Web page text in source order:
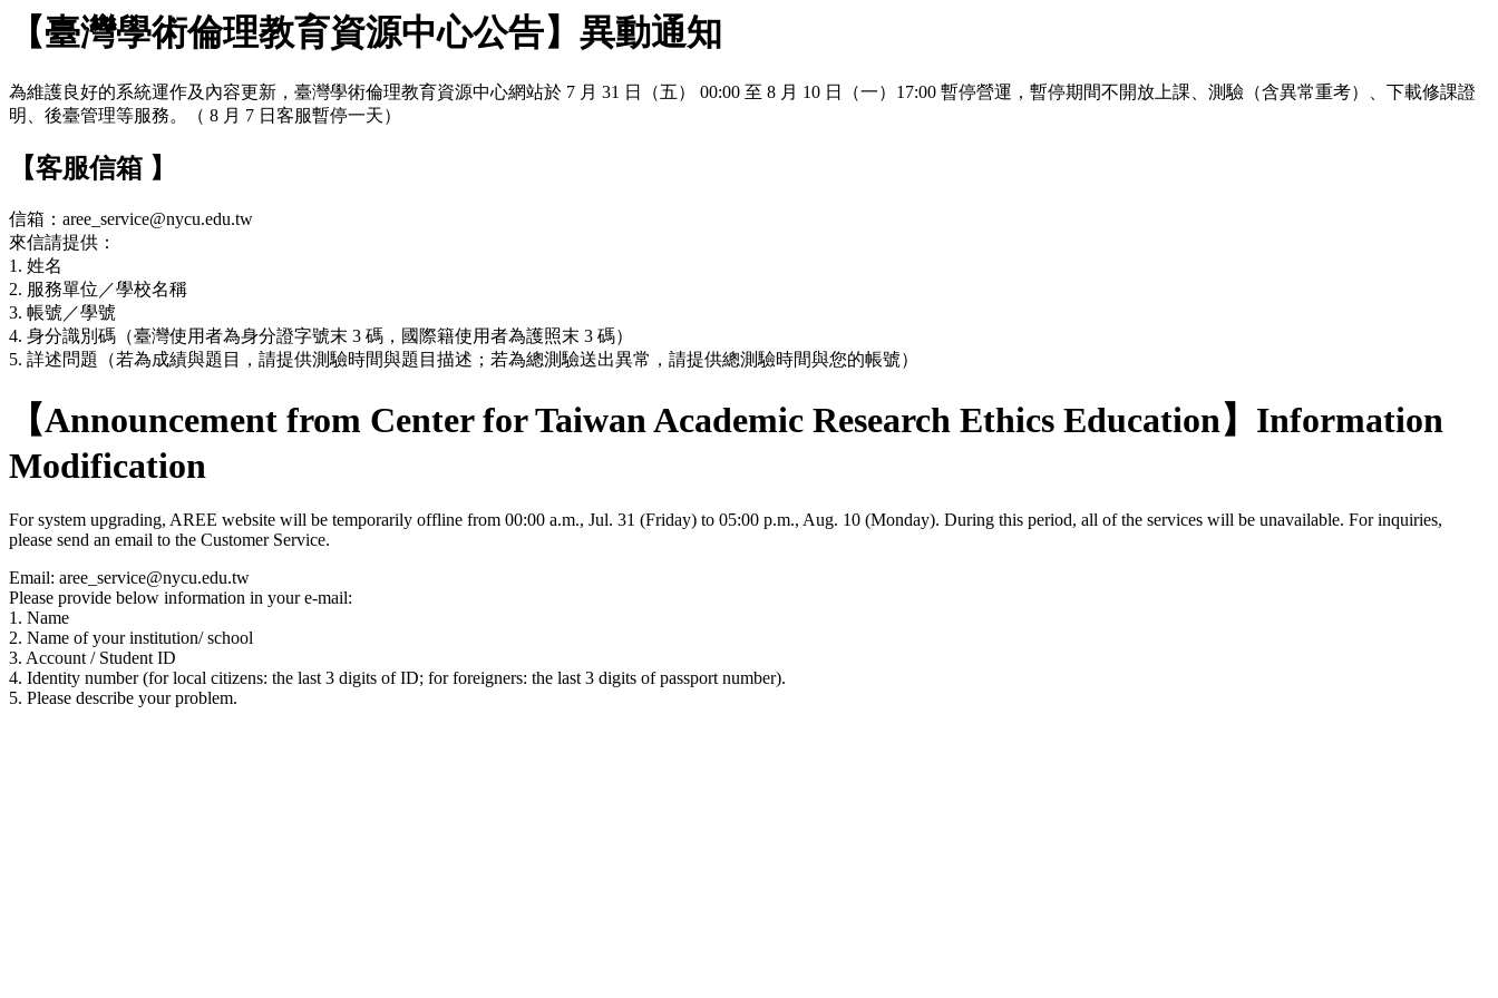
【臺灣學術倫理教育資源中心公告】異動通知
為維護良好的系統運作及內容更新，臺灣學術倫理教育資源中心網站於 7 月 31 日（五） 00:00 至 8 月 10 日（一）17:00 暫停營運，暫停期間不開放上課、測驗（含異常重考）、下載修課證
明、後臺管理等服務。（ 8 月 7 日客服暫停一天）
【客服信箱 】
信箱：aree_service@nycu.edu.tw
來信請提供：
1. 姓名
2. 服務單位／學校名稱
3. 帳號／學號
4. 身分識別碼（臺灣使用者為身分證字號末 3 碼，國際籍使用者為護照末 3 碼）
5. 詳述問題（若為成績與題目，請提供測驗時間與題目描述；若為總測驗送出異常，請提供總測驗時間與您的帳號）
【Announcement from Center for Taiwan Academic Research Ethics Education】Information
Modification
For system upgrading, AREE website will be temporarily offline from 00:00 a.m., Jul. 31 (Friday) to 05:00 p.m., Aug. 10 (Monday). During this period, all of the services will be unavailable. For inquiries,
please send an email to the Customer Service.
Email: aree_service@nycu.edu.tw
Please provide below information in your e-mail:
1. Name
2. Name of your institution/ school
3. Account / Student ID
4. Identity number (for local citizens: the last 3 digits of ID; for foreigners: the last 3 digits of passport number).
5. Please describe your problem.